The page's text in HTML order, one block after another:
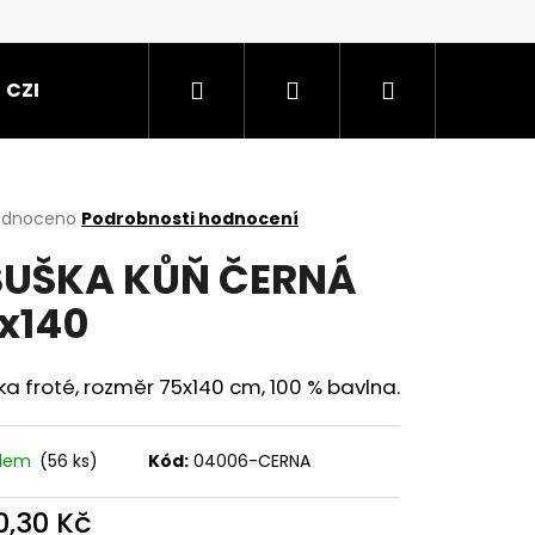
CZE Hledat PřihlášeníNákupní
Podrobnosti hodnocení
KŮŇ ČERNÁ
froté, rozměr 75x140 cm, 100 % bavlna.
(56 ks) Kód: 04006-CERNA
Kč
40X71 CM